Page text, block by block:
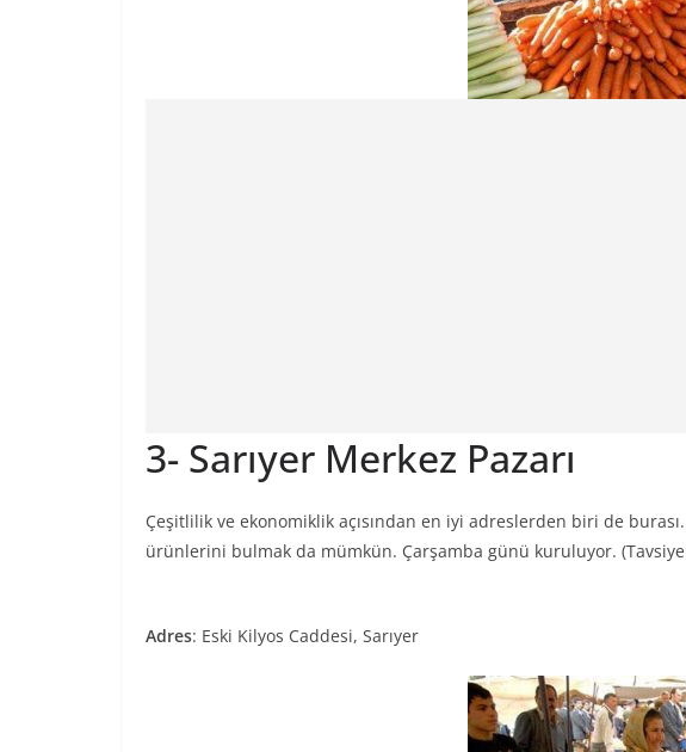
3- Sarıyer Merkez Pazarı
Çeşitlilik ve ekonomiklik açısından en iyi adreslerden biri de
ürünlerini bulmak da mümkün. Çarşamba günü kuruluyor.
Adres: Eski Kilyos Caddesi, Sarıyer